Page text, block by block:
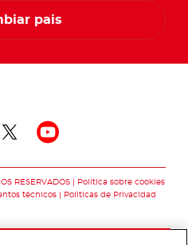
pais
RESERVADOS
Política sobre cookies
técnicos Polìticas de Privacidad